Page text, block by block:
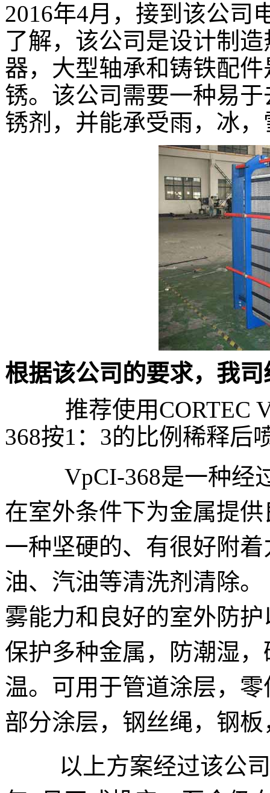
2016年4月，接到该公司
了解，该公司是设计制
器，大型轴承和铸铁配
锈。该公司需要一种易
锈剂，并能承受雨，冰
根据该公司的要求，我
推荐使用CORTEC
368按1：3的比例 稀释后
VpCI-368是一种经
在室外条件下为金属提
一种坚硬的、有很好附
油、汽油等清洗剂清除。
雾能力和 良好的室外防
保护多种金属，
防潮湿，
温。 可用于管道涂层，
部分涂层，钢丝绳，钢
以上方案经过该公